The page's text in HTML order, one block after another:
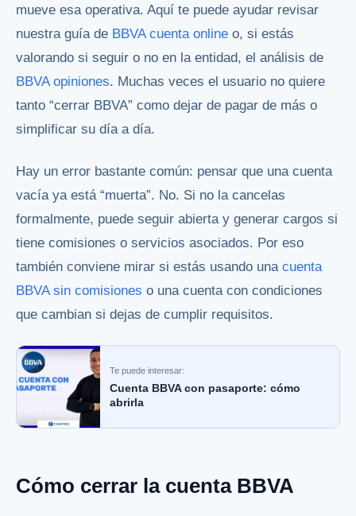
mueve esa operativa. Aquí te puede ayudar revisar
nuestra guía de BBVA cuenta online o, si estás
valorando si seguir o no en la entidad, el análisis de
BBVA opiniones. Muchas veces el usuario no quiere
tanto “cerrar BBVA” como dejar de pagar de más o
simplificar su día a día.
Hay un error bastante común: pensar que una cuenta
vacía ya está “muerta”. No. Si no la cancelas
formalmente, puede seguir abierta y generar cargos si
tiene comisiones o servicios asociados. Por eso
también conviene mirar si estás usando una cuenta
BBVA sin comisiones o una cuenta con condiciones
que cambian si dejas de cumplir requisitos.
Te puede interesar:
Cuenta BBVA con pasaporte: cómo
abrirla
Cómo cerrar la cuenta BBVA